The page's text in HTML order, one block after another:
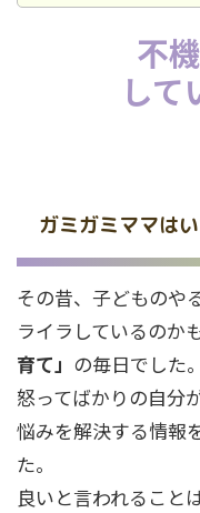
不
して
ガミガミママは
その昔、子どものや
ライラしているのか
育て」 の毎日でした。
怒ってばかりの自分
悩みを解決する情報
た。
良いと言われること